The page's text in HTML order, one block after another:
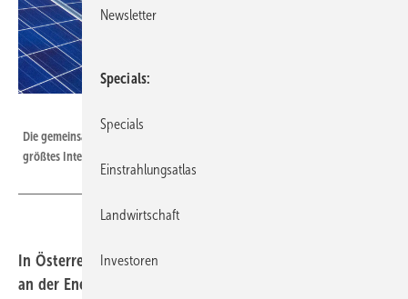
Die gemeinsame Nutzung von Solaranlagen trifft bei den Österreichern auf
größtes Interesse.
In Österreich bleibt das Interesse der Bürger hoch, sich
an der Energiewende zu beteiligen. Die
Newsletter
Specials
Specials
Einstrahlungsatlas
Landwirtschaft
Investoren